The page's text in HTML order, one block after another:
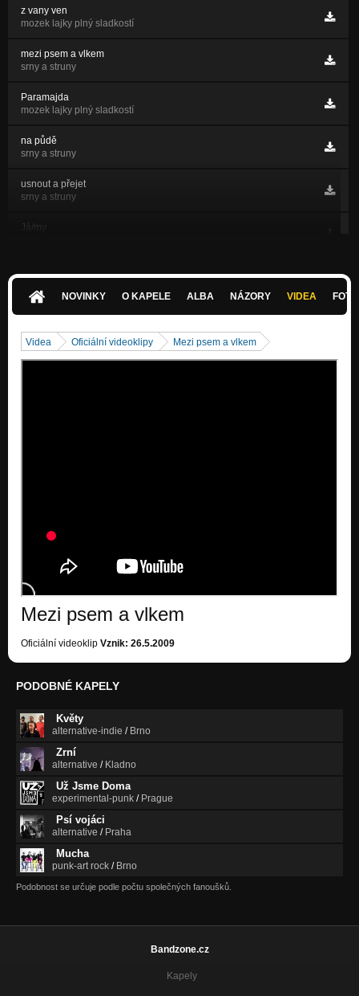
z vany ven
mozek lajky plný sladkostí
mezi psem a vlkem
srny a struny
Paramajda
mozek lajky plný sladkostí
na půdě
srny a struny
usnout a přejet
srny a struny
Já/my
dg:
radost
těkání
srny a struny
srny a struny
le tigre de Plyche
kdo ví
srny a struny
tří vín I. Álina
srny a struny
blue c
de Plyche
kostkovaný lino
srny a struny
mozek lajky plný sladkostí
NOVINKY O KAPELE ALBA NÁZORY VIDEA
Videa Oficiální videoklipy Mezi psem a vlkem
Mezi psem a vlkem
Oficiální videoklip Vznik: 26.5.2009
PODOBNÉ KAPELY
Květy
alternative-indie / Brno
Zrní
alternative / Kladno
Už Jsme Doma
experimental-punk / Prague
Psí vojáci
alternative / Praha
Mucha
punk-art rock / Brno
Podobnost se určuje podle počtu společných fanoušků.
Bandzone.cz
Kapely